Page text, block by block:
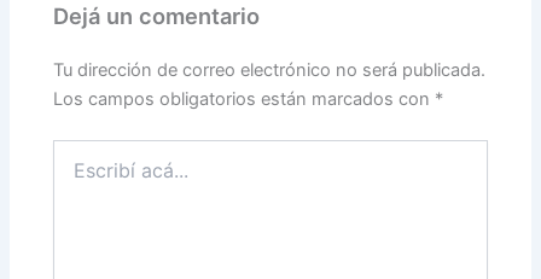
Dejá un comentario
Tu dirección de correo electrónico no será publicada.
Los campos obligatorios están marcados con *
acá...